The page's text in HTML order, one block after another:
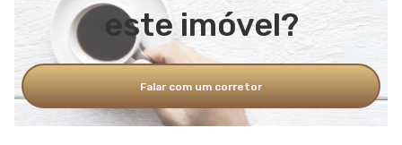
este imóvel?
Falar com um corretor